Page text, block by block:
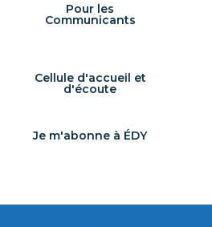
Pour les
Communicants
Cellule d'accueil et
d'écoute
Je m'abonne à ÉDY